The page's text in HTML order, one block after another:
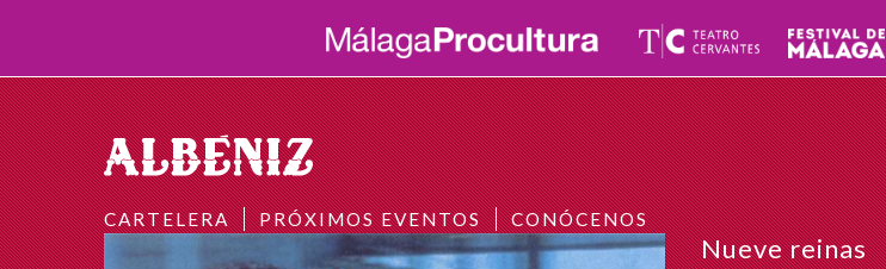
CARTELERA PRÓXIMOS EVENTOS CONÓCENOS
Nueve reinas